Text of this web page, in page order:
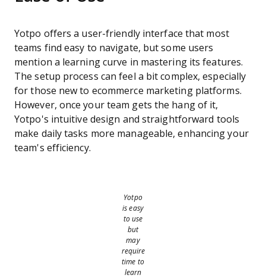
Yotpo offers a user-friendly interface that most
teams find easy to navigate, but some users
mention a learning curve in mastering its features.
The setup process can feel a bit complex, especially
for those new to ecommerce marketing platforms.
However, once your team gets the hang of it,
Yotpo's intuitive design and straightforward tools
make daily tasks more manageable, enhancing your
team's efficiency.
Yotpo
is easy
to use
but
may
require
time to
learn